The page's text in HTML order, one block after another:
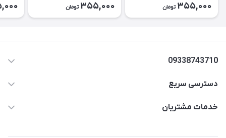
355,000 تومان 355,000 تومان
09338743710
دسترسی سریع
حساب کاربری
خدمات مشتریان